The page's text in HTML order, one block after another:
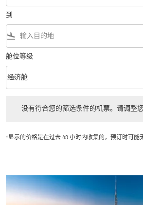
到
flight_land
舱位等级
舱位等级 option 经济舱 Selected
经济舱
keyboard_arrow_down
没有符合您的筛选条件的机票。请调整
*显示的价格是在过去 48 小时内收集的，预订时可能